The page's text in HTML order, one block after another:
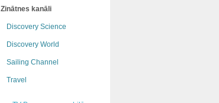
Zinātnes kanāli
Discovery Science
Discovery World
Sailing Channel
Travel